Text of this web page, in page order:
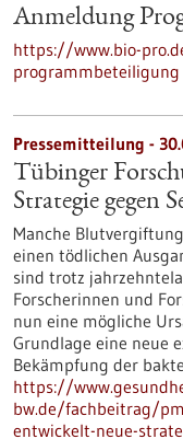
Anmeldung
https://www.bio-
programmbeteiligung
Pressemitteilung -
Tübinger
Strategie gegen
Manche
einen tödlichen
sind trotz
Forscherinnen und
nun eine mögliche
Grundlage eine neue
Bekämpfung der
https://
bw.de/fachbeitrag/
entwickelt-neue-